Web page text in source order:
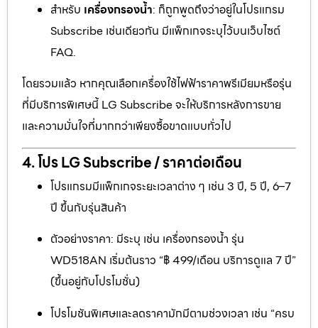
สำหรับ เครื่องกรองน้ำ: ก็ถูกพูดถึงว่าอยู่ในโปรแกรม
Subscribe เช่นเดียวกัน มีแพ็กเกจระบุไว้บนเว็บไซต์
FAQ.
โดยรวมแล้ว หากคุณเลือกเครื่องใช้ไฟฟ้าราคาพรีเมียมหรือรุ่น
ที่มีบริการพิเศษนี้ LG Subscribe จะให้บริการหลังการขาย
และความมั่นใจที่มากกว่าเพียงซื้อขาดแบบทั่วไป
4. โปร LG Subscribe / ราคาต่อเดือน
โปรแกรมมีแพ็กเกจระยะเวลาต่าง ๆ เช่น 3 ปี, 5 ปี, 6–7
ปี ขึ้นกับรุ่นสินค้า
ตัวอย่างราคา: มีระบุ เช่น เครื่องกรองน้ำ รุ่น
WD518AN เริ่มต้นราว “฿ 499/เดือน บริการดูแล 7 ปี”
(ขึ้นอยู่กับโปรโมชั่น)
โปรโมชันพิเศษและลดราคามักมีตามช่วงเวลา เช่น “ครบ